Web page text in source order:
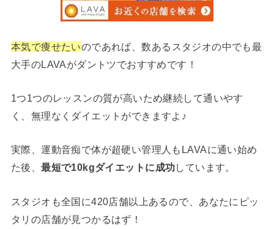
本気で痩せたいのであれば、数あるスタジオの中でも最
大手のLAVAがダントツでおすすめです！
1つ1つのレッスンの質が高いため継続して通いやす
く、無理なくダイエットができますよ♪
実際、運動音痴で体が超硬い管理人もLAVAに通い始め
た後、最短で10kgダイエットに成功しています。
スタジオも全国に420店舗以上あるので、あなたにピッ
タリの店舗が見つかるはず！